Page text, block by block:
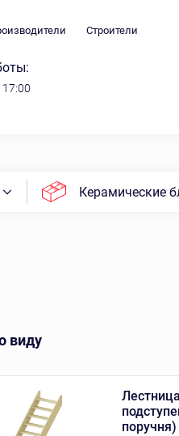
Строители
Керамические
виду
поручня)